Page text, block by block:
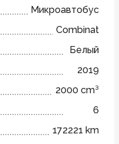
Микроавтобус
Combinat
Белый
2019
2000 cm³
6
172221 km